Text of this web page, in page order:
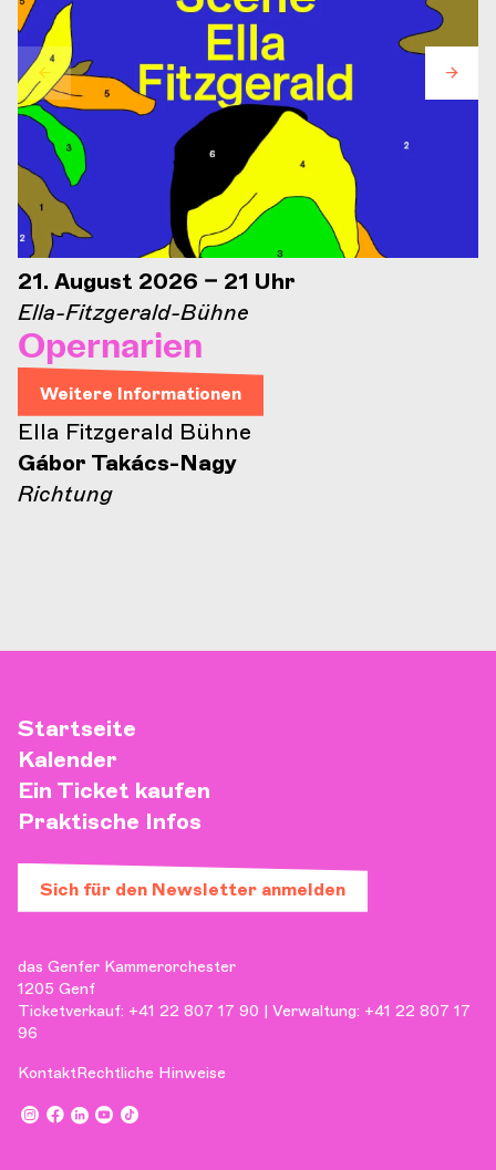
21. August 2026 – 21 Uhr
Ella-Fitzgerald-Bühne
Opernarien
Weitere Informationen
Ella Fitzgerald Bühne
Gábor Takács-Nagy
Richtung
Startseite
Kalender
Ein Ticket kaufen
Praktische Infos
Sich für den Newsletter anmelden
das Genfer Kammerorchester
1205 Genf
Ticketverkauf: +41 22 807 17 90 | Verwaltung: +41 22 807 17
96
KontaktRechtliche Hinweise